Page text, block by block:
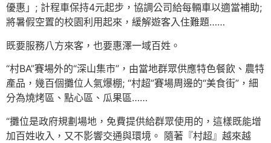
優惠」; 計程車保持4元起步，協調公司給每輛車以適當補助;
將暑假空置的校園利用起來，緩解遊客入住難題……
既要服務八方來客，也要惠澤一域百姓。
“村BA”賽場外的“深山集市”，由當地群眾供應特色餐飲、農特
產品，幾百個攤位人氣爆棚; “村超”賽場周邊的“美食街”，細
分為燒烤區、點心區、瓜果區……
“攤位是政府規劃場地，免費提供給群眾使用的，這樣既能增
加百姓收入，又不影響交通與環境。 隨著『村超』越來越